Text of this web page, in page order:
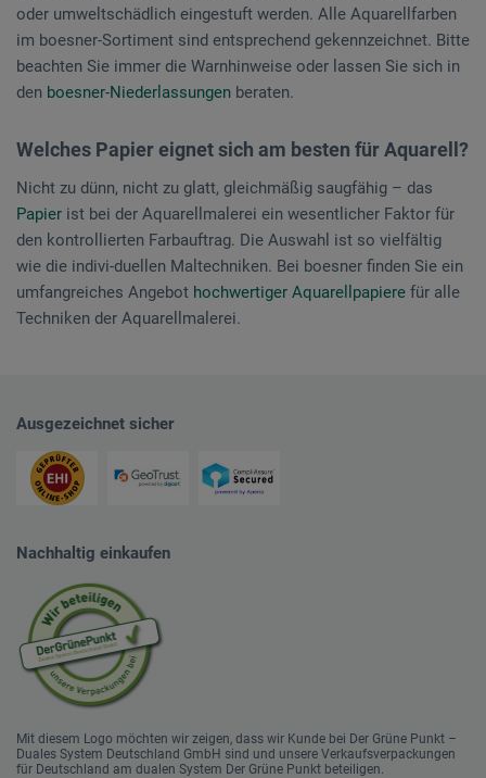
oder umweltschädlich eingestuft werden. Alle Aquarellfarben
im boesner-Sortiment sind entsprechend gekennzeichnet. Bitte
beachten Sie immer die Warnhinweise oder lassen Sie sich in
den boesner-Niederlassungen beraten.
Welches Papier eignet sich am besten für Aquarell?
Nicht zu dünn, nicht zu glatt, gleichmäßig saugfähig – das
Papier ist bei der Aquarellmalerei ein wesentlicher Faktor für
den kontrollierten Farbauftrag. Die Auswahl ist so vielfältig
wie die indivi-duellen Maltechniken. Bei boesner finden Sie ein
umfangreiches Angebot hochwertiger Aquarellpapiere für alle
Techniken der Aquarellmalerei.
Ausgezeichnet sicher
Nachhaltig einkaufen
Mit diesem Logo möchten wir zeigen, dass wir Kunde bei Der Grüne Punkt –
Duales System Deutschland GmbH sind und unsere Verkaufsverpackungen
für Deutschland am dualen System Der Grüne Punkt beteiligen.